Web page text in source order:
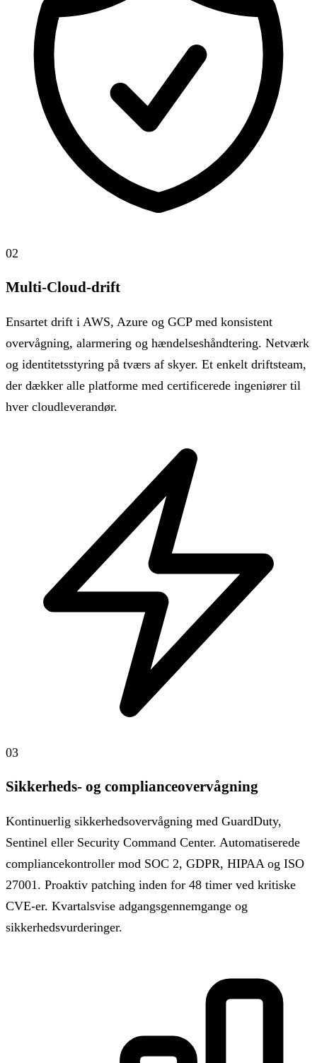
02
Multi-Cloud-drift
Ensartet drift i AWS, Azure og GCP med konsistent
overvågning, alarmering og hændelseshåndtering. Netværk
og identitetsstyring på tværs af skyer. Et enkelt driftsteam,
der dækker alle platforme med certificerede ingeniører til
hver cloudleverandør.
03
Sikkerheds- og complianceovervågning
Kontinuerlig sikkerhedsovervågning med GuardDuty,
Sentinel eller Security Command Center. Automatiserede
compliancekontroller mod SOC 2, GDPR, HIPAA og ISO
27001. Proaktiv patching inden for 48 timer ved kritiske
CVE-er. Kvartalsvise adgangsgennemgange og
sikkerhedsvurderinger.